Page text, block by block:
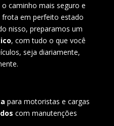
caminho mais seguro e
em perfeito estado
nisso, preparamos um
, com tudo o que você
seja diariamente,
para motoristas e cargas
com manutenções